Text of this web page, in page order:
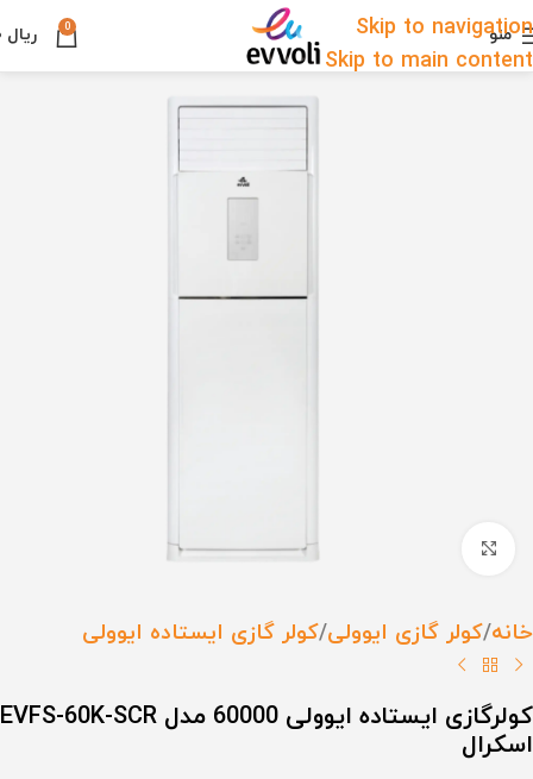
Skip to navigation
Skip to main content
منو 0 ریال
برای بزرگنمایی کلیک کنید
خانه کولر گازی ایوولی کولر گازی ایستاده ایوولی
کولرگازی ایستاده ایوولی 60000 مدل EVFS-60K-SCR
اسکرال